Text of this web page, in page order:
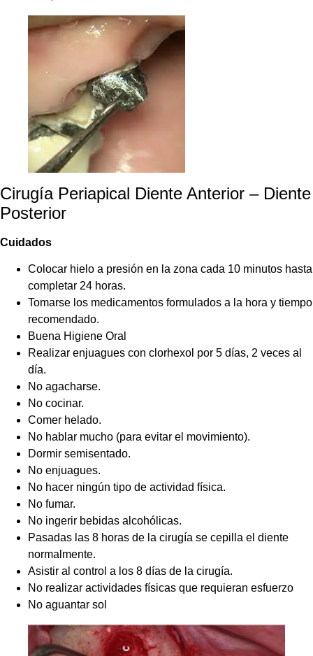
Cirugía Periapical Diente Anterior – Diente
Posterior
Cuidados
Colocar hielo a presión en la zona cada 10 minutos hasta
completar 24 horas.
Tomarse los medicamentos formulados a la hora y tiempo
recomendado.
Buena Higiene Oral
Realizar enjuagues con clorhexol por 5 días, 2 veces al
día.
No agacharse.
No cocinar.
Comer helado.
No hablar mucho (para evitar el movimiento).
Dormir semisentado.
No enjuagues.
No hacer ningún tipo de actividad física.
No fumar.
No ingerir bebidas alcohólicas.
Pasadas las 8 horas de la cirugía se cepilla el diente
normalmente.
Asistir al control a los 8 días de la cirugía.
No realizar actividades físicas que requieran esfuerzo
No aguantar sol